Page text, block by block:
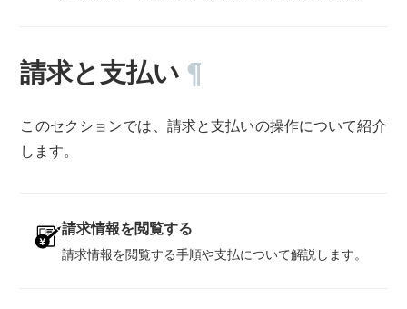
請求と支払い¶
このセクションでは、請求と支払いの操作について紹介
します。
請求情報を閲覧する
請求情報を閲覧する手順や支払について解説します。